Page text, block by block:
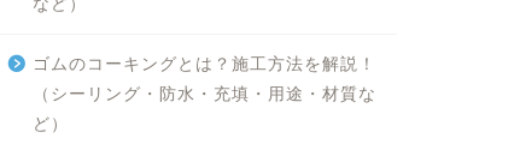
など）
ゴムのコーキングとは？施工方法を解説！
（シーリング・防水・充填・用途・材質な
ど）